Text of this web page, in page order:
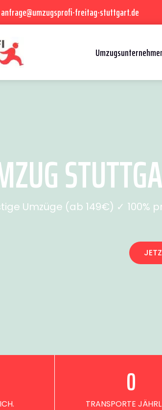
anfrage@umzugsprofi-freitag-stuttgart.de
Umzüge (ab 149€) ✓ 100%
TRANSPORTE
0